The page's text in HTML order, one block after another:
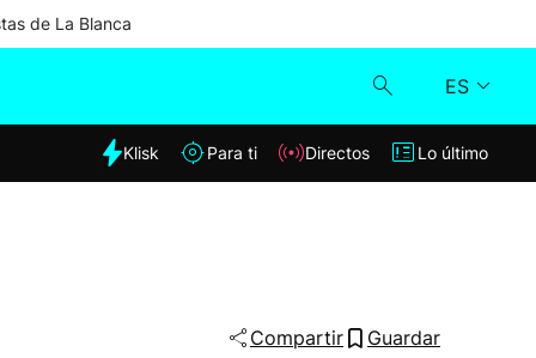
de La Blanca
ES
Klisk
Klisk Para ti Directos Lo último
Compartir Guardar